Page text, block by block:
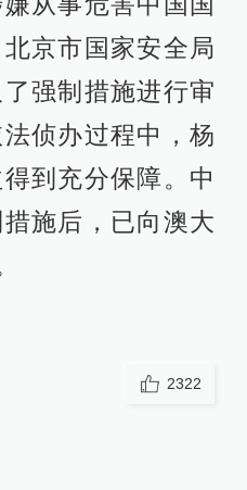
京市国家安全局
强制措施进行审
侦办过程中，杨
到充分保障。中
施后，已向澳大
2322